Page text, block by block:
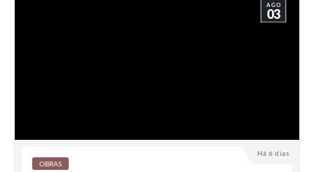
Há 6 dias
AGO
03
OBRAS